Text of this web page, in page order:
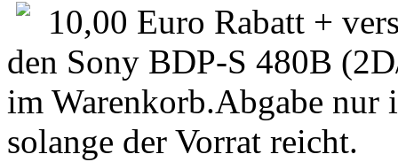
10,00 Euro Rabatt +
den Sony BDP-S 480B
im Warenkorb.Abgabe nur
solange der Vorrat reicht.